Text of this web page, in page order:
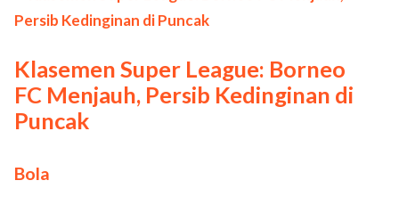
Klasemen Super League: Borneo
FC Menjauh, Persib Kedinginan di
Puncak
Bola